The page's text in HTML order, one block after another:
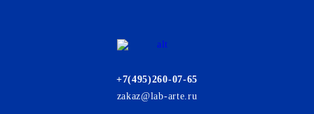
+7(495)260-07-65
zakaz@lab-arte.ru